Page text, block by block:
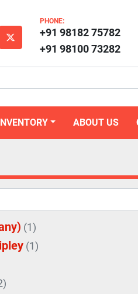
twitter
PHONE:
+91 98100 73282
+91 98182 75782
INVENTORY ABOUT US
(1)
(1)